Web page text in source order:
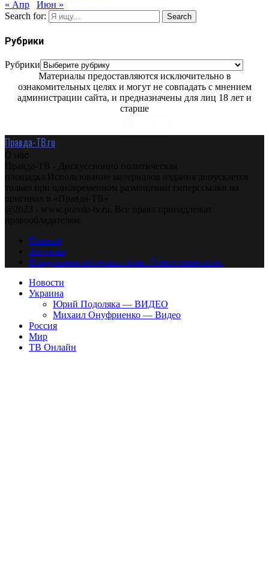
« Апр
Июн »
Search for:
Search
Рубрики
Рубрики
Материалы предоставляются исключительно в
ознакомительных целях и могут не совпадать с мнением
администрации сайта, и предназначены для лиц 18 лет и
старше
Правда-ТВ.ru
О нас
Правда-ТВ - Дискуссионно политическая
площадка.Использование материалов издания допускается
только при одновременном размещении гиперссылки на
оригинал в «Правда-ТВ»
@2023 - www.pravda-tv.ru. Все права принадлежат
правообладателям.
Главная
Авторам
Владельцам авторских прав. Ответственности.
Новости
Украина
Юрий Подоляка — ВИДЕО
Михаил Онуфриенко — Видео
Россия
Мир
ТВ Онлайн